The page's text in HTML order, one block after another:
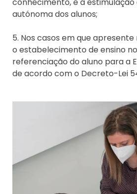
autónoma dos alunos;
5. Nos casos em que apresente
o estabelecimento de ensino
referenciação do aluno para a
de acordo com o Decreto-Lei